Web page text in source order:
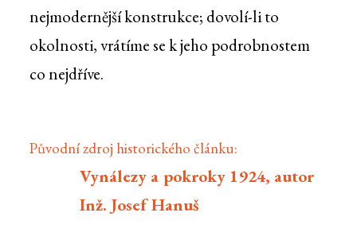
nejmodernější konstrukce; dovolí-li to
okolnosti, vrátíme se k jeho podrobnostem
co nejdříve.
Původní zdroj historického článku:
Vynálezy a pokroky 1924, autor
Inž. Josef Hanuš